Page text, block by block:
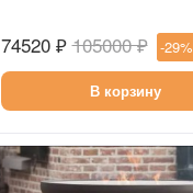
74520 ₽ 105000 ₽ -29%
В корзину